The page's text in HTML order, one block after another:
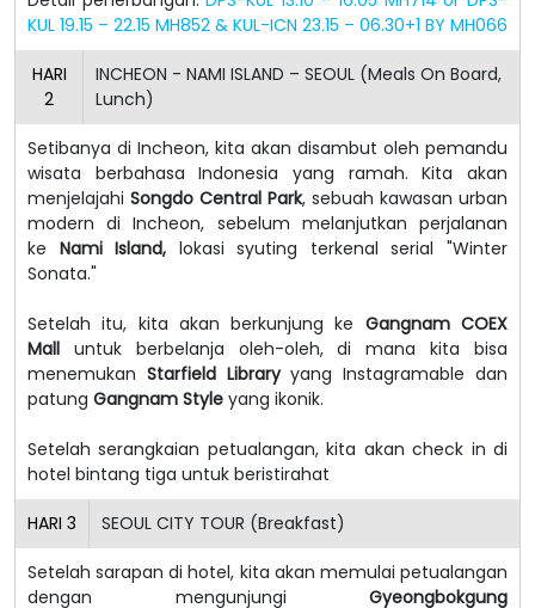
KUL 19.15 – 22.15 MH852 & KUL-ICN 23.15 – 06.30+1 BY MH066
HARI
2
INCHEON - NAMI ISLAND – SEOUL (Meals On Board,
Lunch)
Setibanya di Incheon, kita akan disambut oleh pemandu
wisata berbahasa Indonesia yang ramah.Kita akan
menjelajahi Songdo Central Park, sebuah kawasan urban
modern di Incheon, sebelum melanjutkan perjalanan
ke Nami Island, lokasi syuting terkenal serial "Winter
Sonata."
Setelah itu, kita akan berkunjung ke Gangnam COEX
Mall untuk berbelanja oleh-oleh, di mana kita bisa
menemukan Starfield Libraryyang Instagramable dan
patung Gangnam Style yang ikonik.
Setelah serangkaian petualangan, kita akan check in di
hotel bintang tiga untuk beristirahat
HARI 3 SEOUL CITY TOUR (Breakfast)
Setelah sarapan di hotel, kita akan memulai petualangan
dengan mengunjungi Gyeongbokgung